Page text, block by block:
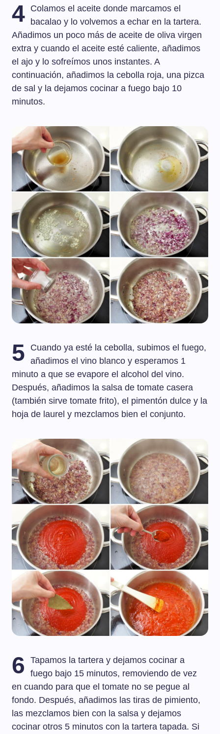
4 Colamos el aceite donde marcamos el
bacalao y lo volvemos a echar en la tartera.
Añadimos un poco más de aceite de oliva virgen
extra y cuando el aceite esté caliente, añadimos
el ajo y lo sofreímos unos instantes. A
continuación, añadimos la cebolla roja, una pizca
de sal y la dejamos cocinar a fuego bajo 10
minutos.
5
Cuando ya esté la cebolla, subimos el fuego,
añadimos el vino blanco y esperamos 1
minuto a que se evapore el alcohol del vino.
Después, añadimos la salsa de tomate casera
(también sirve tomate frito), el pimentón dulce y la
hoja de laurel y mezclamos bien el conjunto.
6
Tapamos la tartera y dejamos cocinar a
fuego bajo 15 minutos, removiendo de vez
en cuando para que el tomate no se pegue al
fondo. Después, añadimos las tiras de pimiento,
las mezclamos bien con la salsa y dejamos
cocinar otros 5 minutos con la tartera tapada. Si